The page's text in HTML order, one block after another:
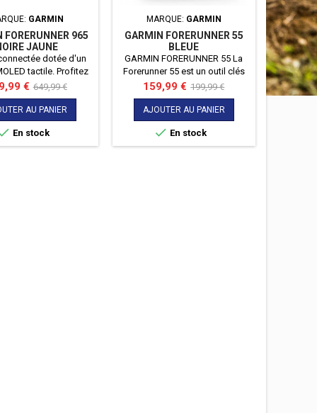
GARMIN
FORERUNNER 965
JAUNE
dotée d'un
tactile. Profitez
visuel unique
vos entrainements.
€ Prix
de
base
649,99 €
AU PANIER
En stock
MARQUE: GARMIN
GARMIN FORERUNNER 55
BLEUE
GARMIN FORERUNNER 55 La
Forerunner 55 est un outil clés
pour les coureurs occasionnel
et débutant en proposant des
plans d’entrainement et des
suggestions d'entraînement
faciles à comprendre, des
mesures de physiologique et
Prix
159,99 € Prix
de
base
199,99 €
AJOUTER AU PANIER
 En stock